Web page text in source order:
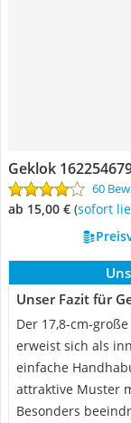
Geklok
60
ab 15,00 € ( Sofort
Unser Fazit für
Der 17,8-cm-
erweist sich als
einfache
attraktive Muster
Besonders